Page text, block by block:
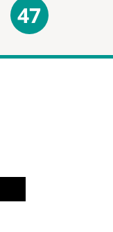
47